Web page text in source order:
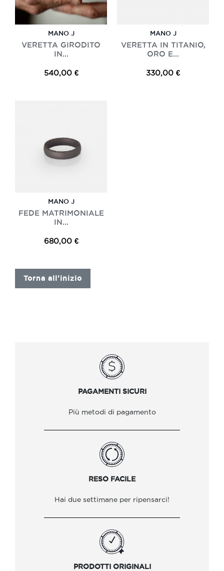
MANO J
VERETTA GIRODITO
IN...
540,00 €
MANO J
VERETTA IN TITANIO,
ORO E...
330,00 €
MANO J
FEDE MATRIMONIALE
IN...
680,00 €
Torna all'inizio
PAGAMENTI SICURI
Più metodi di pagamento
RESO FACILE
Hai due settimane per ripensarci!
PRODOTTI ORIGINALI